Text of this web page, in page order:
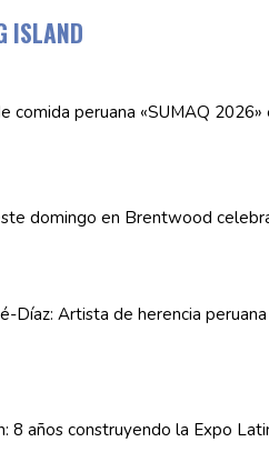
ISLAND
comida peruana «SUMAQ
domingo en Brentwood
Díaz: Artista de herencia
8 años construyendo la Expo